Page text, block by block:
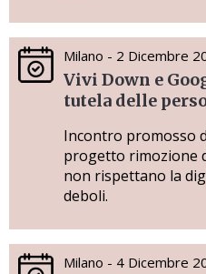
Milano - 2 Dicembre
Vivi Down e
tutela delle
Incontro promosso
progetto rimozione
non rispettano la
deboli.
Milano - 4 Dicembre